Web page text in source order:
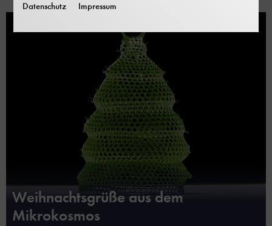
Weihnachtsgrüße aus dem
Mikrokosmos
Datenschutz Impressum